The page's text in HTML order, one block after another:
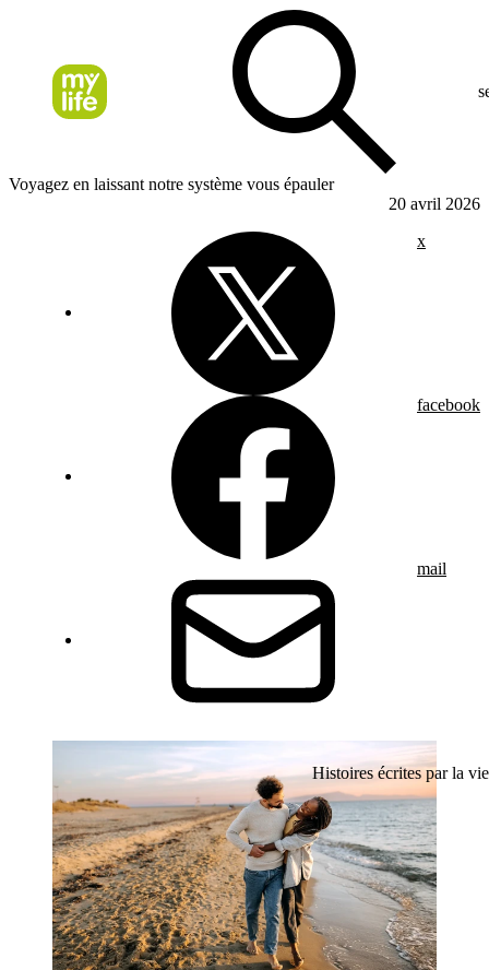
Voyagez en laissant notre système vous épauler
20 avril 2026
x
facebook
mail
Histoires écrites par la vie